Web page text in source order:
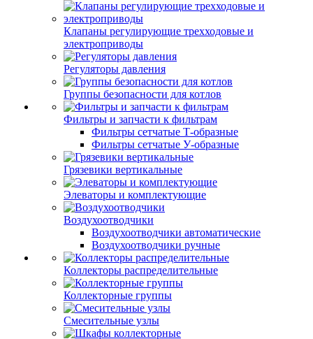
Клапаны регулирующие трехходовые и
электроприводы
Регуляторы давления
Группы безопасности для котлов
Фильтры и запчасти к фильтрам
Фильтры сетчатые Т-образные
Фильтры сетчатые У-образные
Грязевики вертикальные
Элеваторы и комплектующие
Воздухоотводчики
Воздухоотводчики автоматические
Воздухоотводчики ручные
Коллекторы распределительные
Коллекторные группы
Смесительные узлы